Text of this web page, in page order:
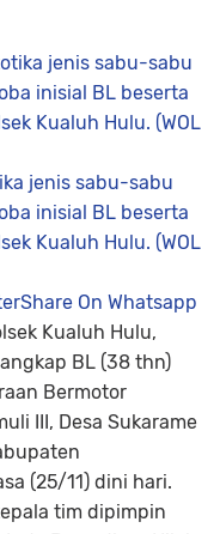
jenis sabu-sabu
inisial BL beserta
Kualuh Hulu. (WOL
Share On Whatsapp
Kualuh Hulu,
BL (38 thn)
Bermotor
III, Desa Sukarame
(25/11) dini hari.
tim dipimpin